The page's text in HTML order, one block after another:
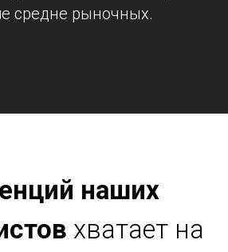
средне рыночных.
наших
хватает на